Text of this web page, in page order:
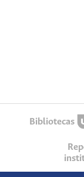
Bibliotecas